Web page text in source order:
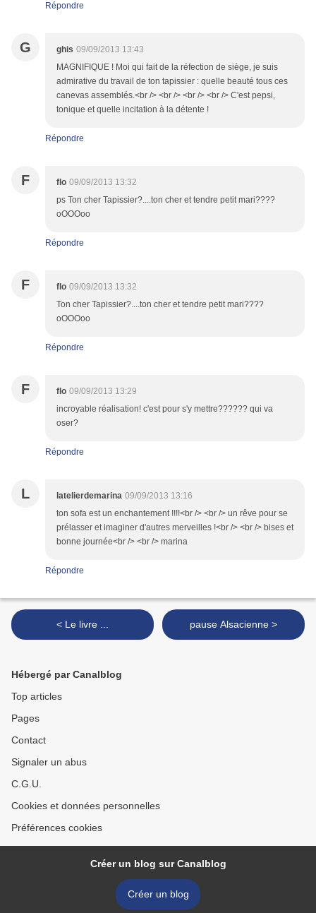
Répondre
G ghis 09/09/2013 13:43
MAGNIFIQUE ! Moi qui fait de la réfection de siège, je suis
admirative du travail de ton tapissier : quelle beauté tous ces
canevas assemblés.<br /> <br /> <br /> <br /> C'est pepsi,
tonique et quelle incitation à la détente !
Répondre
F flo 09/09/2013 13:32
ps Ton cher Tapissier?....ton cher et tendre petit mari????
oOOOoo
Répondre
F flo 09/09/2013 13:32
Ton cher Tapissier?....ton cher et tendre petit mari????
oOOOoo
Répondre
F flo 09/09/2013 13:29
incroyable réalisation! c'est pour s'y mettre?????? qui va
oser?
Répondre
L latelierdemarina 09/09/2013 13:16
ton sofa est un enchantement !!!!<br /> <br /> un rêve pour se
prélasser et imaginer d'autres merveilles !<br /> <br /> bises et
bonne journée<br /> <br /> marina
Répondre
< Le livre ... pause Alsacienne >
Hébergé par Canalblog
Top articles
Pages
Contact
Signaler un abus
C.G.U.
Cookies et données personnelles
Préférences cookies
Créer un blog sur Canalblog
Créer un blog